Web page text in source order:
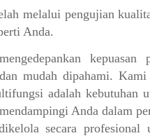
melalui pengujian
Anda.
kepuasan
mudah dipahami.
adalah kebutuhan
Anda dalam
secara profesional